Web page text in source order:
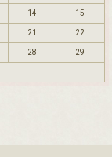
14 15
21 22
28 29